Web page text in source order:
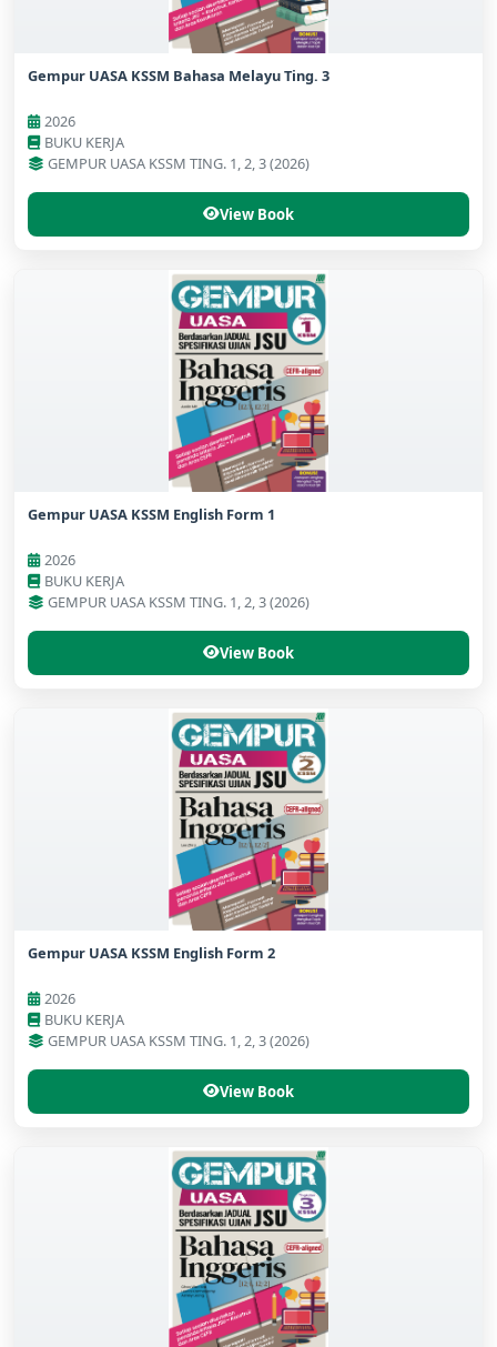
Gempur UASA KSSM Bahasa Melayu Ting. 3
2026
BUKU KERJA
GEMPUR UASA KSSM TING. 1, 2, 3 (2026)
View Book
Gempur UASA KSSM English Form 1
2026
BUKU KERJA
GEMPUR UASA KSSM TING. 1, 2, 3 (2026)
View Book
Gempur UASA KSSM English Form 2
2026
BUKU KERJA
GEMPUR UASA KSSM TING. 1, 2, 3 (2026)
View Book